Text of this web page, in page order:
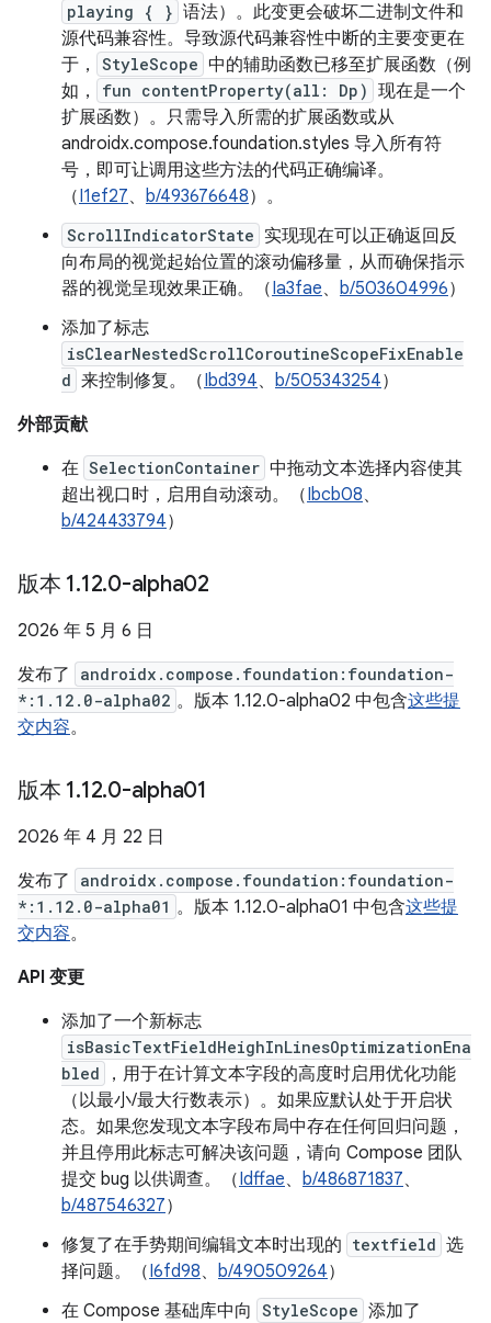
playing { } 语法）。此变更会破坏二进制文件和
源代码兼容性。导致源代码兼容性中断的主要变更在
于，
StyleScope 中的辅助函数已移至扩展函数（例
如，
fun contentProperty(all: Dp) 现在是一个
扩展函数）。只需导入所需的扩展函数或从
androidx.compose.foundation.styles 导入所有符
号，即可让调用这些方法的代码正确编译。
（I1ef27、 b/493676648）。
ScrollIndicatorState 实现现在可以正确返回反
向布局的视觉起始位置的滚动偏移量，从而确保指示
器的视觉呈现效果正确。（Ia3fae、 b/503604996）
添加了标志
isClearNestedScrollCoroutineScopeFixEnable
d 来控制修复。（Ibd394、 b/505343254）
外部贡献
在 SelectionContainer 中拖动文本选择内容使其
超出视口时，启用自动滚动。（Ibcb08、
b/424433794）
版本 1.12.0-alpha02
2026 年 5 月 6 日
发布了
androidx.compose.foundation:foundation-
*:1.12.0-alpha02 。版本 1.12.0-alpha02 中包含这些提
交内容。
版本 1.12.0-alpha01
2026 年 4 月 22 日
发布了
androidx.compose.foundation:foundation-
*:1.12.0-alpha01 。版本 1.12.0-alpha01 中包含这些提
交内容。
API 变更
添加了一个新标志
isBasicTextFieldHeighInLinesOptimizationEna
bled
，用于在计算文本字段的高度时启用优化功能
（以最小/最大行数表示）。如果应默认处于开启状
态。如果您发现文本字段布局中存在任何回归问题，
并且停用此标志可解决该问题，请向 Compose 团队
提交 bug 以供调查。（Idffae、 b/486871837、
b/487546327）
修复了在手势期间编辑文本时出现的 textfield 选
择问题。（I6fd98、 b/490509264）
在 Compose 基础库中向 StyleScope 添加了